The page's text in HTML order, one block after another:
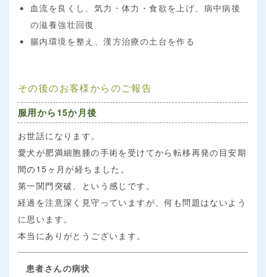
血流を良くし、気力・体力・食欲を上げ、病中病後
の滋養強壮回復
腸内環境を整え、漢方治療の土台を作る
その後のお客様からのご報告
服用から15か月後
お世話になります。
愛犬が肥満細胞腫の手術を受けてから転移再発の目安期
間の15ヶ月が経ちました。
第一関門突破、という感じです。
経過を注意深く見守っていますが、何も問題はないよう
に思います。
本当にありがとうございます。
患者さんの病状